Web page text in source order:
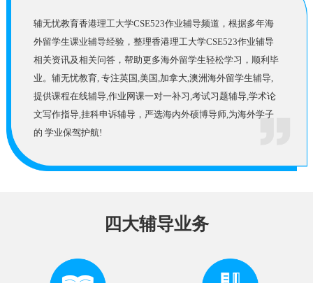
辅无忧教育香港理工大学CSE523作业辅导频道，根据多年海
外留学生课业辅导经验，整理香港理工大学CSE523作业辅导
相关资讯及相关问答，帮助更多海外留学生轻松学习，顺利毕
业。辅无忧教育, 专注英国,美国,加拿大,澳洲海外留学生辅导,
提供课程在线辅导,作业网课一对一补习,考试习题辅导,学术论
文写作指导,挂科申诉辅导，严选海内外硕博导师,为海外学子
的 学业保驾护航!
四大辅导业务